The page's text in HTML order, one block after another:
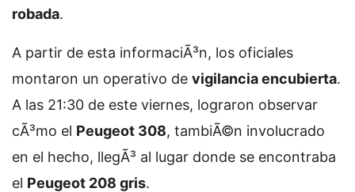
robada.
A partir de esta informaciÃ³n, los oficiales
montaron un operativo de vigilancia encubierta.
A las 21:30 de este viernes, lograron observar
cÃ³mo el Peugeot 308, tambiÃ©n involucrado
en el hecho, llegÃ³ al lugar donde se encontraba
el Peugeot 208 gris.